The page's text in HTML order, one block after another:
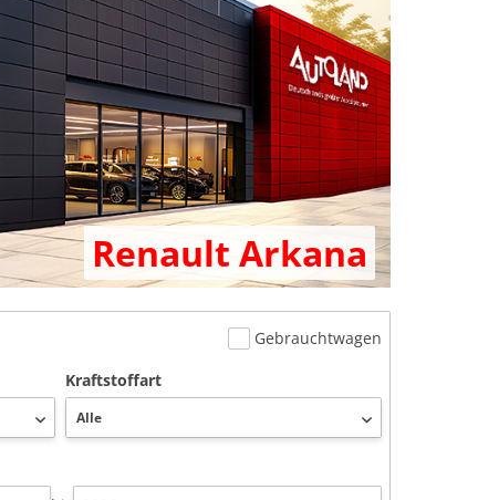
Renault Arkana
Gebrauchtwagen
Kraftstoffart